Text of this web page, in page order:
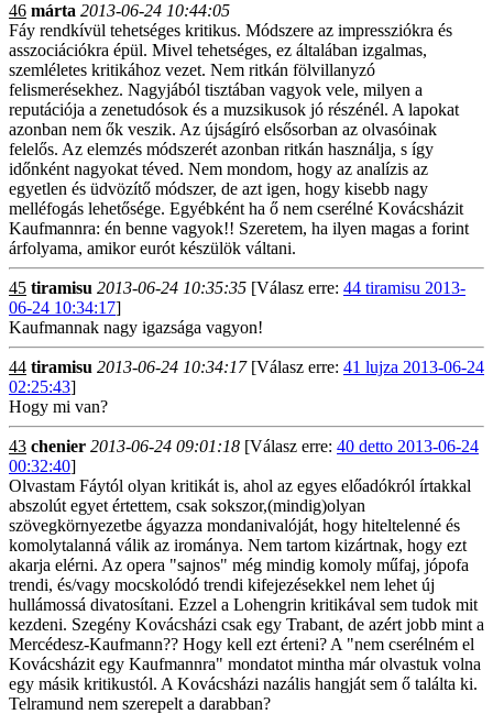
46 márta 2013-06-24 10:44:05
Fáy rendkívül tehetséges kritikus. Módszere az impressziókra és
asszociációkra épül. Mivel tehetséges, ez általában izgalmas,
szemléletes kritikához vezet. Nem ritkán fölvillanyzó
felismerésekhez. Nagyjából tisztában vagyok vele, milyen a
reputációja a zenetudósok és a muzsikusok jó részénél. A lapokat
azonban nem ők veszik. Az újságíró elsősorban az olvasóinak
felelős. Az elemzés módszerét azonban ritkán használja, s így
időnként nagyokat téved. Nem mondom, hogy az analízis az
egyetlen és üdvözítő módszer, de azt igen, hogy kisebb nagy
melléfogás lehetősége. Egyébként ha ő nem cserélné Kovácsházit
Kaufmannra: én benne vagyok!! Szeretem, ha ilyen magas a forint
árfolyama, amikor eurót készülök váltani.
45 tiramisu 2013-06-24 10:35:35 [Válasz erre: 44 tiramisu 2013-
06-24 10:34:17]
Kaufmannak nagy igazsága vagyon!
44 tiramisu 2013-06-24 10:34:17[Válasz erre: 41 lujza 2013-06-24
02:25:43]
Hogy mi van?
43 chenier 2013-06-24 09:01:18 [Válasz erre: 40 detto 2013-06-24
00:32:40]
Olvastam Fáytól olyan kritikát is, ahol az egyes előadókról írtakkal
abszolút egyet értettem, csak sokszor,(mindig)olyan
szövegkörnyezetbe ágyazza mondanivalóját, hogy hiteltelenné és
komolytalanná válik az irománya. Nem tartom kizártnak, hogy ezt
akarja elérni. Az opera "sajnos" még mindig komoly műfaj, jópofa
trendi, és/vagy mocskolódó trendi kifejezésekkel nem lehet új
hullámossá divatosítani. Ezzel a Lohengrin kritikával sem tudok mit
kezdeni. Szegény Kovácsházi csak egy Trabant, de azért jobb mint a
Mercédesz-Kaufmann?? Hogy kell ezt érteni? A "nem cserélném el
Kovácsházit egy Kaufmannra" mondatot mintha már olvastuk volna
egy másik kritikustól. A Kovácsházi nazális hangját sem ő találta ki.
Telramund nem szerepelt a darabban?